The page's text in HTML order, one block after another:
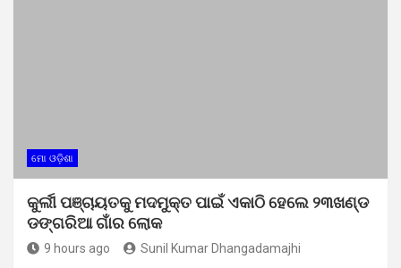
ମୋ ଓଡ଼ିଶା
କୁର୍ଲୀ ପଞ୍ଚାୟତକୁ ମଦମୁକ୍ତ ପାଇଁ ଏକାଠି ହେଲେ ୨୩ଖଣ୍ଡ
ଡଙ୍ଗରିଆ ଗାଁର ଲୋକ
9 hours ago Sunil Kumar Dhangadamajhi